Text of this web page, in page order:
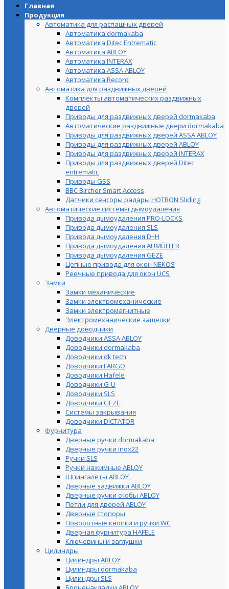
Главная
Продукция
Автоматика для распашных дверей
Автоматика dormakaba
Автоматика Ditec Entrematic
Автоматика ABLOY
Автоматика INTERAX
Автоматика ASSA ABLOY
Автоматика Record
Автоматика для раздвижных дверей
Комплекты автоматических раздвижных
дверей
Приводы для раздвижных дверей dormakaba
Автоматические раздвижные двери dormakaba
Приводы для раздвижных дверей ASSA ABLOY
Приводы для раздвижных дверей ABLOY
Приводы для раздвижных дверей INTERAX
Приводы для раздвижных дверей Ditec
entrematic
Приводы GSS
BBC Bircher Smart Access
Датчики сенсоры радары HOTRON Sliding
Автоматические системы дымоудаления
Привода дымоудаления PRO-LOCKS
Привода дымоудаления SLS
Привода дымоудаления D+H
Привода дымоудаления AUMÜLLER
Привода дымоудаления GEZE
Цепные привода для окон NEKOS
Реечные привода для окон UСS
Замки
Замки механические
Замки электромеханические
Замки электромагнитные
Электромеханические защелки
Дверные доводчики
Доводчики ASSA ABLOY
Доводчики dormakaba
Доводчики dk tech
Доводчики FARGO
Доводчики Hafele
Доводчики G-U
Доводчики SLS
Доводчики GEZE
Cистемы закрывания
Доводчики DICTATOR
Фурнитура
Дверные ручки dormakaba
Дверные ручки inox22
Ручки SLS
Ручки нажимные ABLOY
Шпингалеты ABLOY
Дверные задвижки ABLOY
Дверные ручки скобы ABLOY
Петли для дверей ABLOY
Дверные стопоры
Поворотные кнопки и ручки WC
Дверная фурнитура HAFELE
Ключевины и заглушки
Цилиндры
Цилиндры ABLOY
Цилиндры dormakaba
Цилиндры SLS